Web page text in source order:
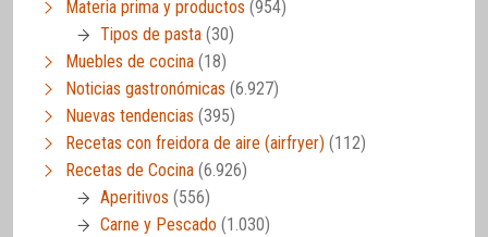
Materia prima y productos (954)
Tipos de pasta (30)
Muebles de cocina (18)
Noticias gastronómicas (6.927)
Nuevas tendencias (395)
Recetas con freidora de aire (airfryer) (112)
Recetas de Cocina (6.926)
Aperitivos (556)
Carne y Pescado (1.030)